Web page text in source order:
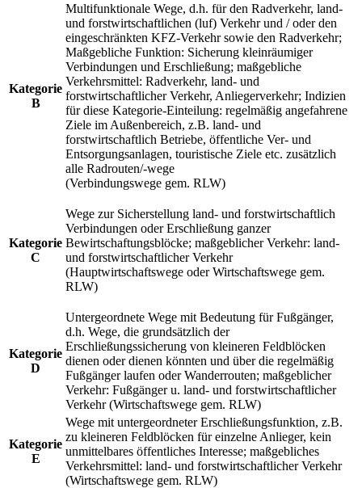
Kategorie
B
Multifunktionale Wege, d.h. für den Radverkehr, land-
und forstwirtschaftlichen (luf) Verkehr und / oder den
eingeschränkten KFZ-Verkehr sowie den Radverkehr;
Maßgebliche Funktion: Sicherung kleinräumiger
Verbindungen und Erschließung; maßgebliche
Verkehrsmittel: Radverkehr, land- und
forstwirtschaftlicher Verkehr, Anliegerverkehr; Indizien
für diese Kategorie-Einteilung: regelmäßig angefahrene
Ziele im Außenbereich, z.B. land- und
forstwirtschaftlich Betriebe, öffentliche Ver- und
Entsorgungsanlagen, touristische Ziele etc. zusätzlich
alle Radrouten/-wege
(Verbindungswege gem. RLW)
Kategorie
C
Wege zur Sicherstellung land- und forstwirtschaftlich
Verbindungen oder Erschließung ganzer
Bewirtschaftungsblöcke; maßgeblicher Verkehr: land-
und forstwirtschaftlicher Verkehr
(Hauptwirtschaftswege oder Wirtschaftswege gem.
RLW)
Kategorie
D
Untergeordnete Wege mit Bedeutung für Fußgänger,
d.h. Wege, die grundsätzlich der
Erschließungssicherung von kleineren Feldblöcken
dienen oder dienen könnten und über die regelmäßig
Fußgänger laufen oder Wanderrouten; maßgeblicher
Verkehr: Fußgänger u. land- und forstwirtschaftlicher
Verkehr (Wirtschaftswege gem. RLW)
Kategorie
E
Wege mit untergeordneter Erschließungsfunktion, z.B.
zu kleineren Feldblöcken für einzelne Anlieger, kein
unmittelbares öffentliches Interesse; maßgebliches
Verkehrsmittel: land- und forstwirtschaftlicher Verkehr
(Wirtschaftswege gem. RLW)